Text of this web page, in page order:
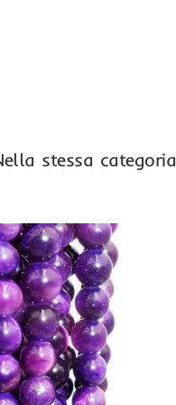
stessa categoria